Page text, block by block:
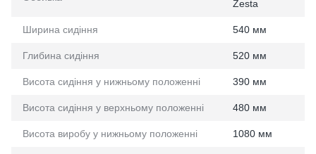
Zesta
Ширина сидіння 540 мм
Глибина сидіння 520 мм
Висота сидіння у нижньому положенні 390 мм
Висота сидіння у верхньому положенні 480 мм
Висота виробу у нижньому положенні 1080 мм